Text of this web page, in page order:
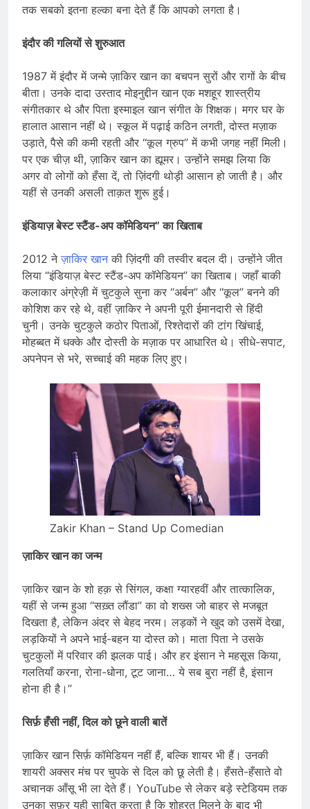
तक सबको इतना हल्का बना देते हैं कि आपको लगता है।
इंदौर की गलियों से शुरुआत
1987 में इंदौर में जन्मे ज़ाकिर खान का बचपन सुरों और रागों के बीच
बीता। उनके दादा उस्ताद मोइनुद्दीन खान एक मशहूर शास्त्रीय
संगीतकार थे और पिता इस्माइल खान संगीत के शिक्षक। मगर घर के
हालात आसान नहीं थे। स्कूल में पढ़ाई कठिन लगती, दोस्त मज़ाक
उड़ाते, पैसे की कमी रहती और “कूल ग्रुप” में कभी जगह नहीं मिली।
पर एक चीज़ थी, ज़ाकिर खान का ह्यूमर। उन्होंने समझ लिया कि
अगर वो लोगों को हँसा दें, तो ज़िंदगी थोड़ी आसान हो जाती है। और
यहीं से उनकी असली ताक़त शुरू हुई।
इंडियाज़ बेस्ट स्टैंड-अप कॉमेडियन” का खिताब
2012 नेज़ाकिर खानकी ज़िंदगी की तस्वीर बदल दी। उन्होंने जीत
लिया “इंडियाज़ बेस्ट स्टैंड-अप कॉमेडियन” का खिताब। जहाँ बाकी
कलाकार अंग्रेज़ी में चुटकुले सुना कर “अर्बन” और “कूल” बनने की
कोशिश कर रहे थे, वहीं ज़ाकिर ने अपनी पूरी ईमानदारी से हिंदी
चुनी। उनके चुटकुले कठोर पिताओं, रिश्तेदारों की टांग खिंचाई,
मोहब्बत में धक्के और दोस्ती के मज़ाक पर आधारित थे। सीधे-सपाट,
अपनेपन से भरे, सच्चाई की महक लिए हुए।
Zakir Khan – Stand Up Comedian
ज़ाकिर खान का जन्म
ज़ाकिर खान के शो हक़ से सिंगल, कक्षा ग्यारहवीं और तात्कालिक,
यहीं से जन्म हुआ “सख़्त लौंडा” का वो शख्स जो बाहर से मजबूत
दिखता है, लेकिन अंदर से बेहद नरम। लड़कों ने खुद को उसमें देखा,
लड़कियों ने अपने भाई-बहन या दोस्त को। माता पिता ने उसके
चुटकुलों में परिवार की झलक पाई। और हर इंसान ने महसूस किया,
गलतियाँ करना, रोना-धोना, टूट जाना… ये सब बुरा नहीं है, इंसान
होना ही है।”
सिर्फ़ हँसी नहीं,दिल को छूने वाली बातें
ज़ाकिर खान सिर्फ़ कॉमेडियन नहीं हैं, बल्कि शायर भी हैं। उनकी
शायरी अक्सर मंच पर चुपके से दिल को छू लेती है। हँसते-हँसाते वो
अचानक आँसू भी ला देते हैं। YouTube से लेकर बड़े स्टेडियम तक
उनका सफ़र यही साबित करता है कि शोहरत मिलने के बाद भी